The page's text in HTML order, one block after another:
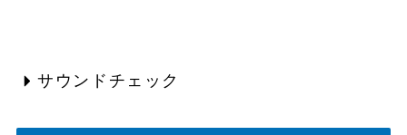
サウンドチェック